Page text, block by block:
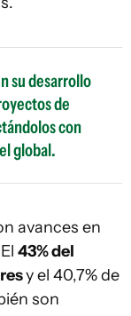
su desarrollo
de
con
global.
avances en
43% del
y el 40,7% de
son